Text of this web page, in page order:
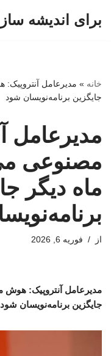
برای اندیشه
خانه »
جایگزین برنامه‌نویسان شود
مدیرعامل
ماه دیگر
از فوریه 6, 2026
جایگزین برنامه‌نویسان شود